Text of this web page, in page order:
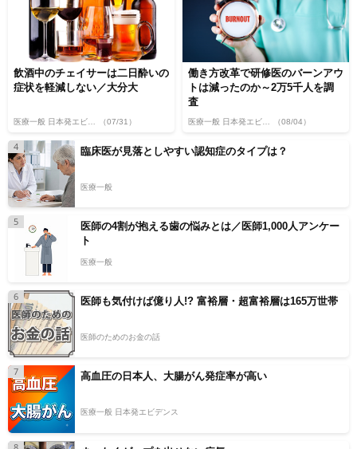
飲酒中のチェイサーは二日酔いの
症状を軽減しない／大分大
（07/31）
働き方改革で研修医のバーンアウ
トは減ったのか～2万5千人を調
査
（08/04）
4 臨床医が見落としやすい認知症のタイプは？
医療一般
5
医師の4割が抱える歯の悩みとは／医師1,000人アンケー
ト
医療一般
6 医師も気付けば億り人!? 富裕層・超富裕層は165万世帯
医師のためのお金の話
7 高血圧の日本人、大腸がん発症率が高い
医療一般 日本発エビデンス
8